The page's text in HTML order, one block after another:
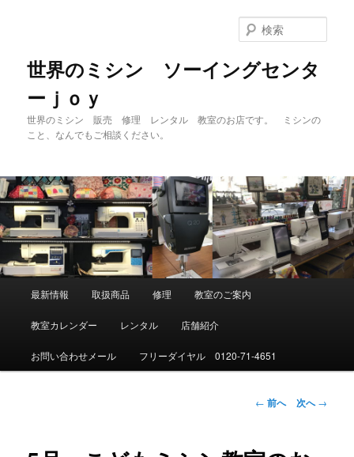
動
世界のミシン ソーイングセンタ
ーｊｏｙ
世界のミシン 販売 修理 レンタル 教室のお店です。 ミシンの
こと、なんでもご相談ください。
索
ュ
最新情報 取扱商品 修理 教室のご案内
教室カレンダー レンタル 店舗紹介
お問い合わせメール フリーダイヤル 0120-71-4651
投
ビ
← 前へ 次へ→